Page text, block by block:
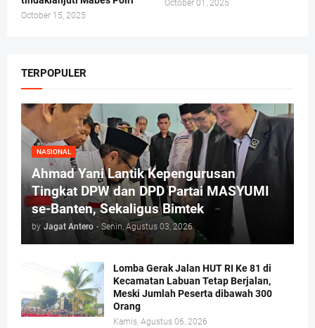
October 15, 2025
October 01, 2025
TERPOPULER
NASIONAL
Ahmad Yani Lantik Kepengurusan
Tingkat DPW dan DPD Partai MASYUMI
se-Banten, Sekaligus Bimtek
by Jagat Antero - Senin, Agustus 03, 2026
Lomba Gerak Jalan HUT RI Ke 81 di
Kecamatan Labuan Tetap Berjalan,
Meski Jumlah Peserta dibawah 300
Orang
Kamis, Agustus 06, 2026